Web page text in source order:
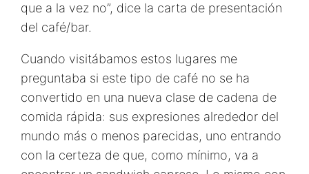
que a la vez no”, dice la carta de presentación
del café/bar.
Cuando visitábamos estos lugares me
preguntaba si este tipo de café no se ha
convertido en una nueva clase de cadena de
comida rápida: sus expresiones alrededor del
mundo más o menos parecidas, uno entrando
con la certeza de que, como mínimo, va a